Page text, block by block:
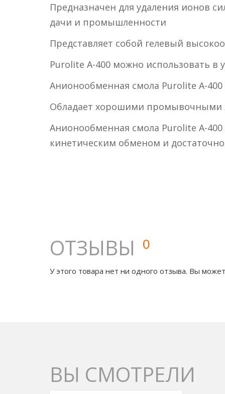
Предназначен для удаления ионов
дачи и промышленности
Представляет собой гелевый
Purolite A-400 можно использовать в
Анионообменная смола Purolite A-
Обладает хорошими промывочными
Анионообменная смола Purolite A-
кинетическим обменом и
ОТЗЫВЫ 0
У этого товара нет ни одного отзыва. Вы
ВЫ СМОТРЕЛИ